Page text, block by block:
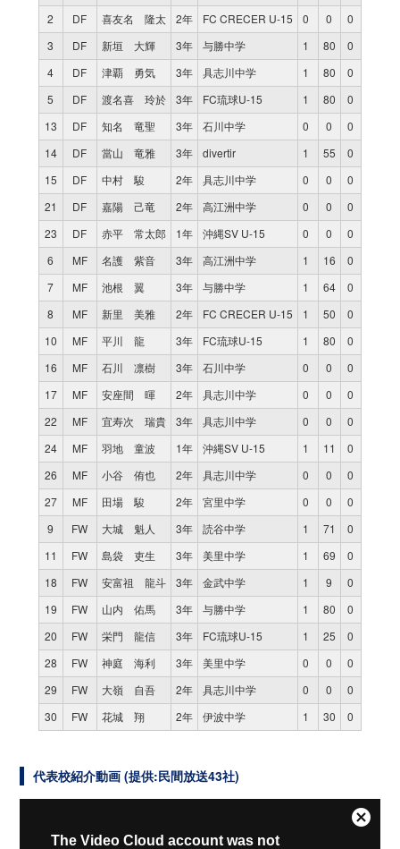
2
DF 喜友名 隆太 2年 FC CRECER U-15 0 0
0
3
DF 新垣 大輝 3年 与勝中学 1 80
0
4
DF 津覇 勇気 3年 具志川中学 1 80
0
5
DF 渡名喜 玲於 3年 FC琉球U-15 1 80
0
13
DF 知名 竜聖 3年 石川中学 0 0
0
14
DF 當山 竜雅 3年 divertir 1 55
0
15
DF 中村 駿 2年 具志川中学 0 0
0
21
DF 嘉陽 己竜 2年 高江洲中学 0 0
0
23
DF 赤平 常太郎 1年 沖縄SV U-15 0 0
0
6
MF 名護 紫音 3年 高江洲中学 1 16
0
7
MF 池根 翼 3年 与勝中学 1 64
0
8
MF 新里 美雅 2年 FC CRECER U-15 1 50
0
10
MF 平川 龍 3年 FC琉球U-15 1 80
0
16
MF 石川 凛樹 3年 石川中学 0 0
0
17
MF 安座間 暉 2年 具志川中学 0 0
0
22
MF 宜寿次 瑞貴 3年 具志川中学 0 0
0
24
MF 羽地 童波 1年 沖縄SV U-15 1 11
0
26
MF 小谷 侑也 2年 具志川中学 0 0
0
27
MF 田場 駿 2年 宮里中学 0 0
0
9
FW 大城 魁人 3年 読谷中学 1 71
0
11
FW 島袋 吏生 3年 美里中学 1 69
0
18
FW 安富祖 龍斗 3年 金武中学 1 9
0
19
FW 山内 佑馬 3年 与勝中学 1 80
0
20
FW 栄門 龍信 3年 FC琉球U-15 1 25
0
28
FW 神庭 海利 3年 美里中学 0 0
0
29
FW 大嶺 自吾 2年 具志川中学 0 0
0
30
FW 花城 翔 2年 伊波中学 1 30 0
代表校紹介動画 (提供:民間放送43社)
The Video Cloud account was not
Close